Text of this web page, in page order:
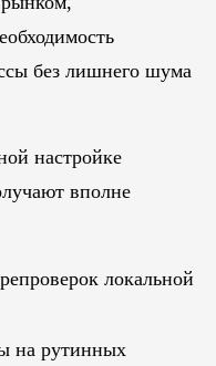
без лишнего шума
настройке
вполне
локальной
на рутинных